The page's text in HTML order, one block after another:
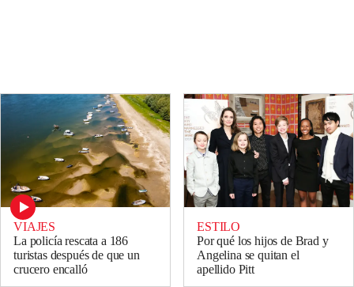
VIAJES
La policía rescata a 186
turistas después de que un
crucero encalló
ESTILO
Por qué los hijos de Brad y
Angelina se quitan el
apellido Pitt